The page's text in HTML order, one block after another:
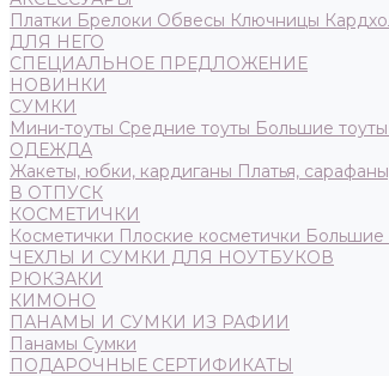
Платки Брелоки Обвесы Ключницы
ДЛЯ НЕГО
СПЕЦИАЛЬНОЕ ПРЕДЛОЖЕНИЕ
НОВИНКИ
СУМКИ
Мини-тоуты Средние тоуты Большие тоуты
ОДЕЖДА
Жакеты, юбки, кардиганы Платья,
В ОТПУСК
КОСМЕТИЧКИ
Косметички Плоские косметички Большие
ЧЕХЛЫ И СУМКИ ДЛЯ НОУТБУКОВ
РЮКЗАКИ
КИМОНО
ПАНАМЫ И СУМКИ ИЗ РАФИИ
Панамы Сумки
ПОДАРОЧНЫЕ СЕРТИФИКАТЫ